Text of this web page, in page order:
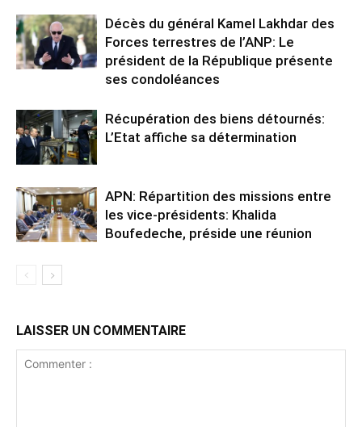
Décès du général Kamel Lakhdar des
Forces terrestres de l’ANP: Le
président de la République présente
ses condoléances
Récupération des biens détournés:
L’Etat affiche sa détermination
APN: Répartition des missions entre
les vice-présidents: Khalida
Boufedeche, préside une réunion
LAISSER UN COMMENTAIRE